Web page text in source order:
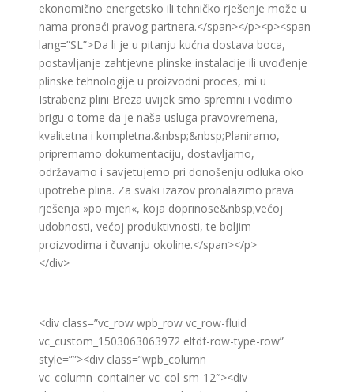
ekonomično energetsko ili tehničko rješenje može u
nama pronaći pravog partnera.</span></p><p><span
lang=”SL”>Da li je u pitanju kućna dostava boca,
postavljanje zahtjevne plinske instalacije ili uvođenje
plinske tehnologije u proizvodni proces, mi u
Istrabenz plini Breza uvijek smo spremni i vodimo
brigu o tome da je naša usluga pravovremena,
kvalitetna i kompletna.&nbsp;&nbsp;Planiramo,
pripremamo dokumentaciju, dostavljamo,
održavamo i savjetujemo pri donošenju odluka oko
upotrebe plina. Za svaki izazov pronalazimo prava
rješenja »po mjeri«, koja doprinose&nbsp;većoj
udobnosti, većoj produktivnosti, te boljim
proizvodima i čuvanju okoline.</span></p>
</div>
<div class=”vc_row wpb_row vc_row-fluid
vc_custom_1503063063972 eltdf-row-type-row”
style=””><div class=”wpb_column
vc_column_container vc_col-sm-12″><div